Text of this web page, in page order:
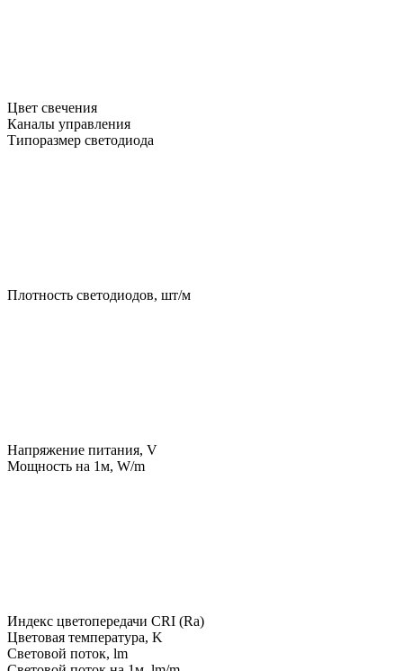
Цвет свечения
Каналы управления
Типоразмер светодиода
Плотность светодиодов, шт/м
Напряжение питания, V
Мощность на 1м, W/m
Индекс цветопередачи CRI (Ra)
Цветовая температура, K
Световой поток, lm